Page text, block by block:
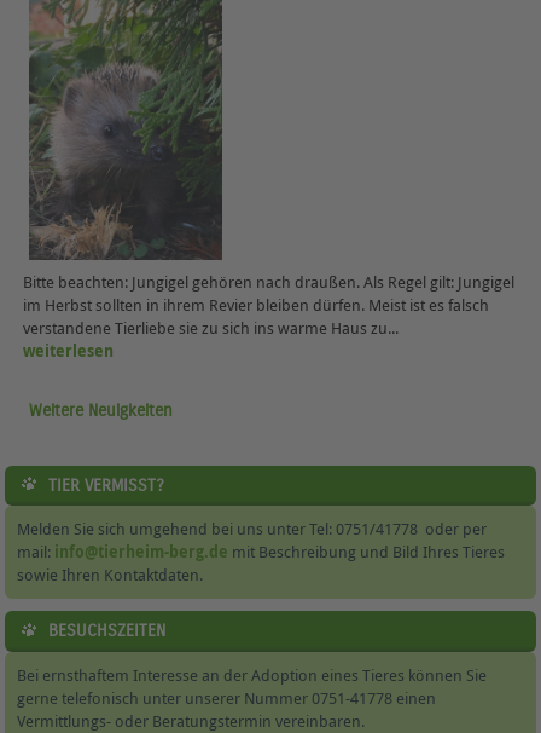
Bitte beachten: Jungigel gehören nach draußen. Als Regel gilt: Jungigel
im Herbst sollten in ihrem Revier bleiben dürfen. Meist ist es falsch
verstandene Tierliebe sie zu sich ins warme Haus zu...
weiterlesen
Weitere Neuigkeiten
TIER VERMISST?
Melden Sie sich umgehend bei uns unter Tel: 0751/41778 oder per
mail: info@tierheim-berg.de mit Beschreibung und Bild Ihres Tieres
sowie Ihren Kontaktdaten.
BESUCHSZEITEN
Bei ernsthaftem Interesse an der Adoption eines Tieres können Sie
gerne telefonisch unter unserer Nummer 0751-41778 einen
Vermittlungs- oder Beratungstermin vereinbaren.